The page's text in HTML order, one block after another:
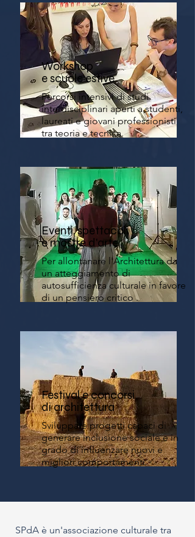
Workshop
e scuole estive
Percorsi intensivi di studi
interdisciplinari aperti a studenti,
laureati e giovani professionisti
tra teoria e tecnica.
Eventi, spettacoli
e mostre d'arte
Per allontanare l'Architettura da
un atteggiamento di
autosufficienza culturale in favore
di un pensiero critico .
Festival e concorsi
di architettura
Sviluppare progetti capaci di
generare inclusione sociale e in
grado di influenzare nuovi e
migliori comportamenti.
SPdA è un'associazione culturale tra